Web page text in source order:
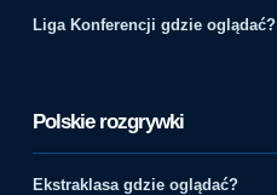
Liga Konferencji gdzie oglądać?
Polskie rozgrywki
Ekstraklasa gdzie oglądać?